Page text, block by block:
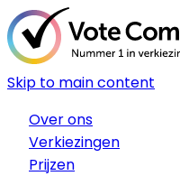
Skip to main content
Over ons
Verkiezingen
Prijzen